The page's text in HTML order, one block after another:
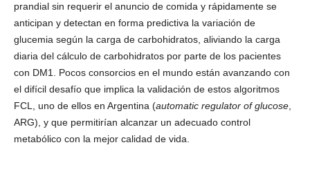
prandial sin requerir el anuncio de comida y rápidamente se
anticipan y detectan en forma predictiva la variación de
glucemia según la carga de carbohidratos, aliviando la carga
diaria del cálculo de carbohidratos por parte de los pacientes
con DM1. Pocos consorcios en el mundo están avanzando con
el difícil desafío que implica la validación de estos algoritmos
FCL, uno de ellos en Argentina (automatic regulator of glucose,
ARG), y que permitirían alcanzar un adecuado control
metabólico con la mejor calidad de vida.